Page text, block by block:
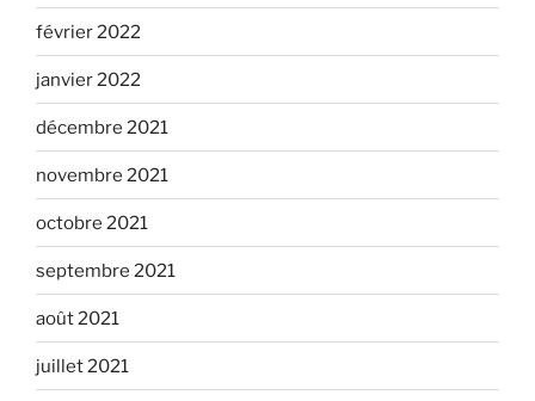
février 2022
janvier 2022
décembre 2021
novembre 2021
octobre 2021
septembre 2021
août 2021
juillet 2021